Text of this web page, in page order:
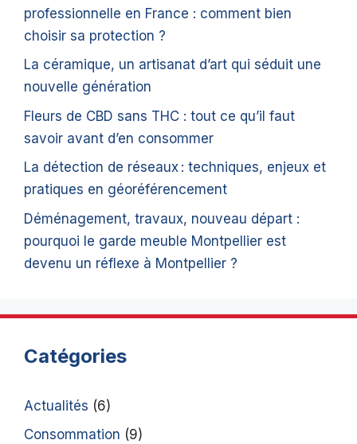
professionnelle en France : comment bien
choisir sa protection ?
La céramique, un artisanat d’art qui séduit une
nouvelle génération
Fleurs de CBD sans THC : tout ce qu’il faut
savoir avant d’en consommer
La détection de réseaux : techniques, enjeux et
pratiques en géoréférencement
Déménagement, travaux, nouveau départ :
pourquoi le garde meuble Montpellier est
devenu un réflexe à Montpellier ?
Catégories
Actualités (6)
Consommation (9)